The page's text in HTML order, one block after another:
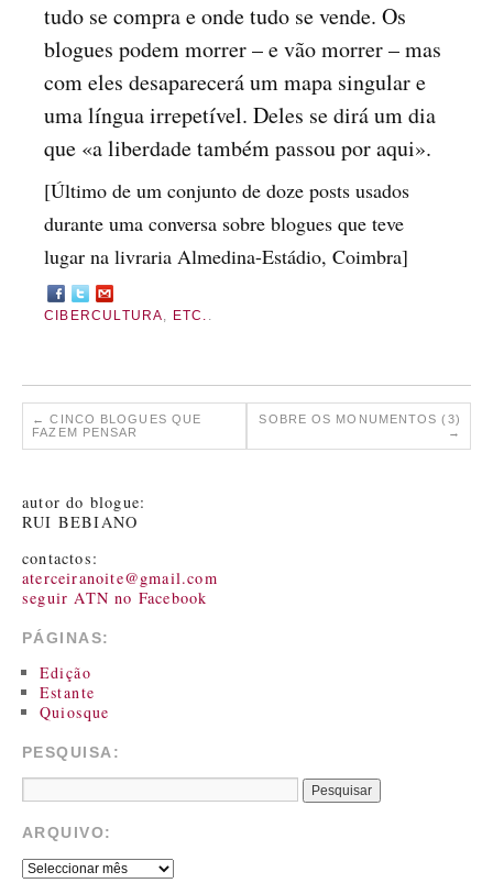
tudo se compra e onde tudo se vende. Os
blogues podem morrer – e vão morrer – mas
com eles desaparecerá um mapa singular e
uma língua irrepetível. Deles se dirá um dia
que «a liberdade também passou por aqui».
[Último de um conjunto de doze posts usados
durante uma conversa sobre blogues que teve
lugar na livraria Almedina-Estádio, Coimbra]
CIBERCULTURA, ETC. .
← CINCO BLOGUES QUE
FAZEM PENSAR
SOBRE OS MONUMENTOS (3)
→
autor do blogue:
RUI BEBIANO
contactos:
aterceiranoite@gmail.com
seguir ATN no Facebook
PÁGINAS:
Edição
Estante
Quiosque
PESQUISA:
ARQUIVO: